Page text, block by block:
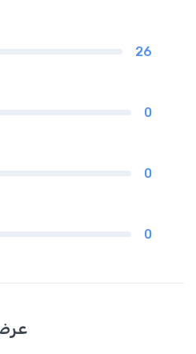
26
0
0
0
عرض 3 من 76